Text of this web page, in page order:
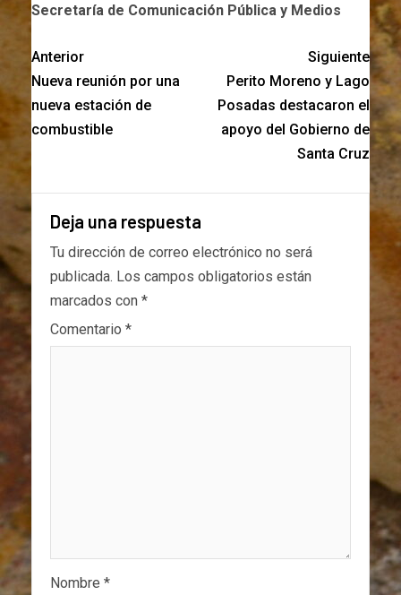
Secretaría de Comunicación Pública y Medios
Anterior
Nueva reunión por una
nueva estación de
combustible
Siguiente
Perito Moreno y Lago
Posadas destacaron el
apoyo del Gobierno de
Santa Cruz
Deja una respuesta
Tu dirección de correo electrónico no será
publicada. Los campos obligatorios están
marcados con *
Comentario *
Nombre *